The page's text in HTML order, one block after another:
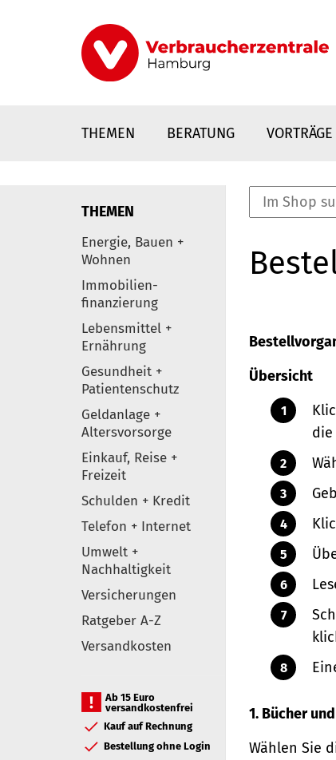
THEMEN BERATUNG VORTRÄGE
Elemente
THEMEN
Energie, Bauen +
Wohnen
Immobilien-
finanzierung
Lebensmittel +
Ernährung
Gesundheit +
Patientenschutz
Geldanlage +
Altersvorsorge
Einkauf, Reise +
Freizeit
Schulden + Kredit
Telefon + Internet
Umwelt +
Nachhaltigkeit
Versicherungen
Ratgeber A-Z
Versandkosten
Ab 15 Euro
versandkostenfrei
Kauf auf Rechnung
Bestellung ohne Login
Übersicht
die
1. Bücher
Wählen Sie